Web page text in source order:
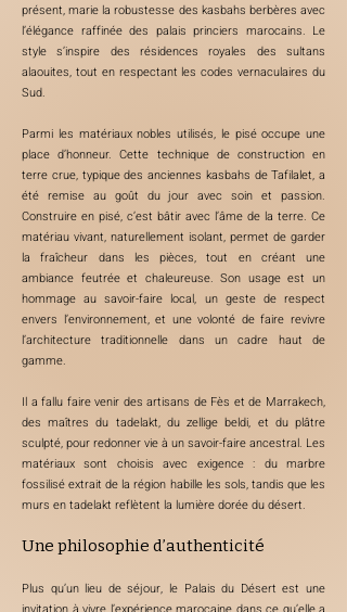
présent, marie la robustesse des kasbahs berbères avec
l’élégance raffinée des palais princiers marocains. Le
style s’inspire des résidences royales des sultans
alaouites, tout en respectant les codes vernaculaires du
Sud.
Parmi les matériaux nobles utilisés, le pisé occupe une
place d’honneur. Cette technique de construction en
terre crue, typique des anciennes kasbahs de Tafilalet, a
été remise au goût du jour avec soin et passion.
Construire en pisé, c’est bâtir avec l’âme de la terre. Ce
matériau vivant, naturellement isolant, permet de garder
la fraîcheur dans les pièces, tout en créant une
ambiance feutrée et chaleureuse. Son usage est un
hommage au savoir-faire local, un geste de respect
envers l’environnement, et une volonté de faire revivre
l’architecture traditionnelle dans un cadre haut de
gamme.
Il a fallu faire venir des artisans de Fès et de Marrakech,
des maîtres du tadelakt, du zellige beldi, et du plâtre
sculpté, pour redonner vie à un savoir-faire ancestral. Les
matériaux sont choisis avec exigence : du marbre
fossilisé extrait de la région habille les sols, tandis que les
murs en tadelakt reflètent la lumière dorée du désert.
Une philosophie d’authenticité
Plus qu’un lieu de séjour, le Palais du Désert est une